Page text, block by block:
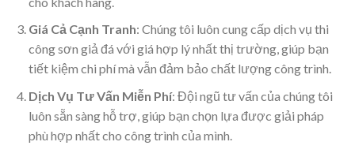
Giá Cả Cạnh Tranh: Chúng tôi luôn cung cấp dịch vụ thi
công sơn giả đá với giá hợp lý nhất thị trường, giúp bạn
tiết kiệm chi phí mà vẫn đảm bảo chất lượng công trình.
Dịch Vụ Tư Vấn Miễn Phí: Đội ngũ tư vấn của chúng tôi
luôn sẵn sàng hỗ trợ, giúp bạn chọn lựa được giải pháp
phù hợp nhất cho công trình của mình.